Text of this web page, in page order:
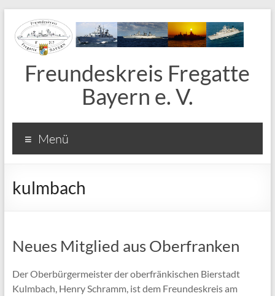
Freundeskreis Fregatte
Bayern e. V.
Menü
kulmbach
Neues Mitglied aus Oberfranken
Der Oberbürgermeister der oberfränkischen Bierstadt
Kulmbach, Henry Schramm, ist dem Freundeskreis am